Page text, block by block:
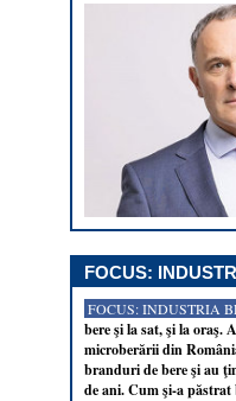
FOCUS:
FOCUS: INDUSTRIA
bere şi la sat, şi la oraş.
microberării din
branduri de bere şi au
de ani. Cum şi-a